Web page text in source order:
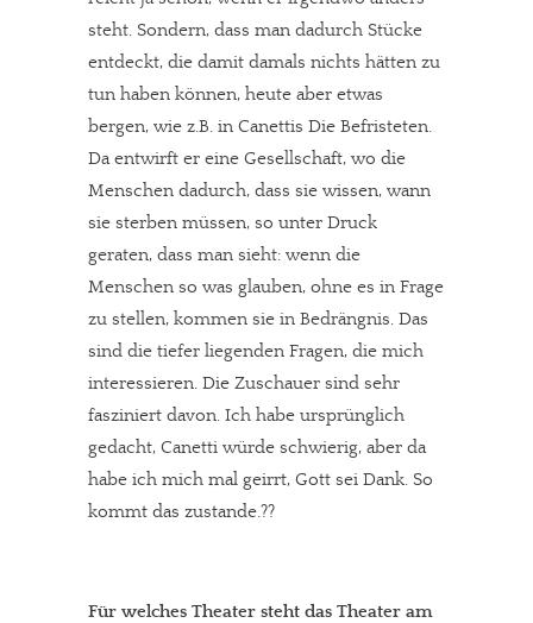
steht. Sondern, dass man dadurch Stücke
entdeckt, die damit damals nichts hätten zu
tun haben können, heute aber etwas
bergen, wie z.B. in Canettis Die Befristeten.
Da entwirft er eine Gesellschaft, wo die
Menschen dadurch, dass sie wissen, wann
sie sterben müssen, so unter Druck
geraten, dass man sieht: wenn die
Menschen so was glauben, ohne es in Frage
zu stellen, kommen sie in Bedrängnis. Das
sind die tiefer liegenden Fragen, die mich
interessieren. Die Zuschauer sind sehr
fasziniert davon. Ich habe ursprünglich
gedacht, Canetti würde schwierig, aber da
habe ich mich mal geirrt, Gott sei Dank. So
kommt das zustande.??
Für welches Theater steht das Theater am